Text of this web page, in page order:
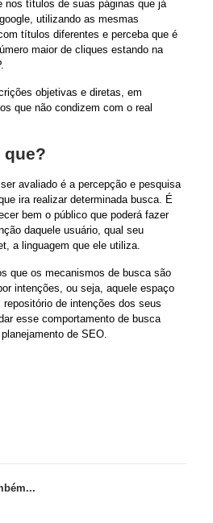
nos títulos de suas páginas que já
utilizando as mesmas
títulos diferentes e perceba que é
maior de cliques estando na
objetivas e diretas, em
que não condizem com o real
que?
avaliado é a percepção e pesquisa
ira realizar determinada busca. É
bem o públicoque poderá fazer
daquele usuário, qual seu
a linguagem que ele utiliza.
que os mecanismos de busca são
intenções, ou seja, aquele espaço
de intenções dos seus
esse comportamento de busca
de SEO.